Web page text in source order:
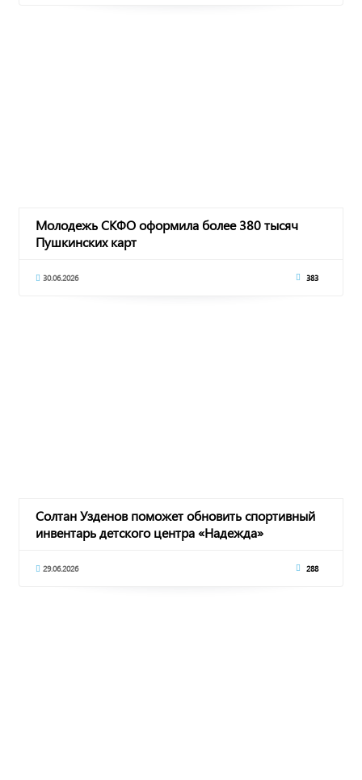
Молодежь СКФО оформила более 380 тысяч
Пушкинских карт
30.06.2026 383
Солтан Узденов поможет обновить спортивный
инвентарь детского центра «Надежда»
29.06.2026 288